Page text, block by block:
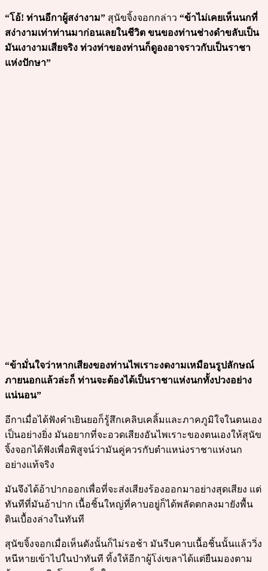
“โอ้! ท่านอีกาผู้สง่างาม” สุนัขจิ้งจอกกล่าว “ข้าไม่เคยเห็นนกที่
สง่างามเท่าท่านมาก่อนเลยในชีวิต ขนของท่านช่างดำขลับเป็น
มันเงางามเสียจริง ท่วงท่าของท่านก็ดูองอาจราวกับเป็นราชา
แห่งปักษา”
“ข้ามั่นใจว่าหากเสียงของท่านไพเราะงดงามเหมือนรูปลักษณ์
ภายนอกแล้วล่ะก็ ท่านจะต้องได้เป็นราชาแห่งนกทั้งปวงอย่าง
แน่นอน”
อีกาเมื่อได้ฟังคำเยินยอก็รู้สึกเคลิบเคลิ้มและภาคภูมิใจในตนเอง
เป็นอย่างยิ่ง มันอยากที่จะอวดเสียงอันไพเราะของตนเองให้สุนัข
จิ้งจอกได้ฟังเพื่อพิสูจน์ว่ามันคู่ควรกับตำแหน่งราชาแห่งนก
อย่างแท้จริง
มันจึงได้อ้าปากออกเพื่อที่จะส่งเสียงร้องออกมาอย่างสุดเสียง แต่
ทันทีที่มันอ้าปาก เนื้อชิ้นใหญ่ที่คาบอยู่ก็ได้พลัดตกลงมายังพื้น
ดินเบื้องล่างในทันที
สุนัขจิ้งจอกเมื่อเห็นดังนั้นก็ไม่รอช้า มันรีบคาบเนื้อชิ้นนั้นแล้ววิ่ง
หนีหายเข้าไปในป่าทันที ทิ้งให้อีกาผู้โง่เขลาได้แต่ยืนมองตาม